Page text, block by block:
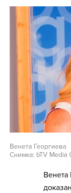
Венета Георгиева
Снимка: bTV Media